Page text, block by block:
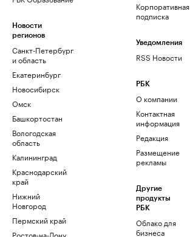
Новости
регионов
Санкт-Петербург
и область
Екатеринбург
Новосибирск
Омск
Башкортостан
Вологодская
область
Калининград
Краснодарский
край
Нижний
Новгород
Пермский край
Ростов-на-Дону
Корпоративная
подписка
Уведомления
RSS Новости
РБК
О компании
Контактная
информация
Редакция
Размещение
рекламы
Другие
продукты
РБК
Облако для
бизнеса